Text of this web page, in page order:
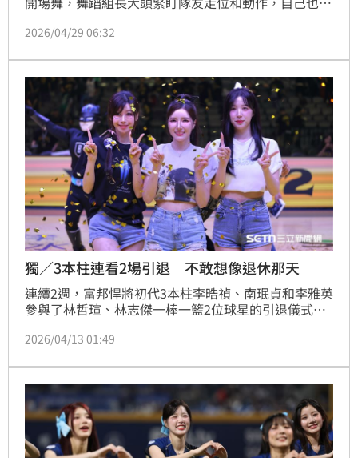
大頭受訪時透露自己的個性不適合當領導者，其實壓力
家也都很積極認真練舞。」
2026/04/29 06:32
獨／3本柱連看2場引退 不敢想像退休那天
連續2週，富邦悍將初代3本柱李晧禎、南珉貞和李雅英
參與了林哲瑄、林志傑一棒一籃2位球星的引退儀式，3
引退儀式最感人的部分，3人都說是家人，還不約而同
忙辦引退儀式嗎？3人都說想，但很擔心回顧影片自己
會很醜。
2026/04/13 01:49